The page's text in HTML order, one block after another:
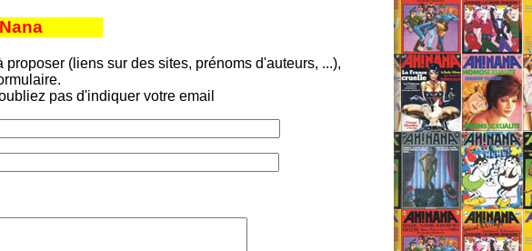
(liens sur des sites, prénoms d'auteurs, ...),
pas d'indiquer votre email